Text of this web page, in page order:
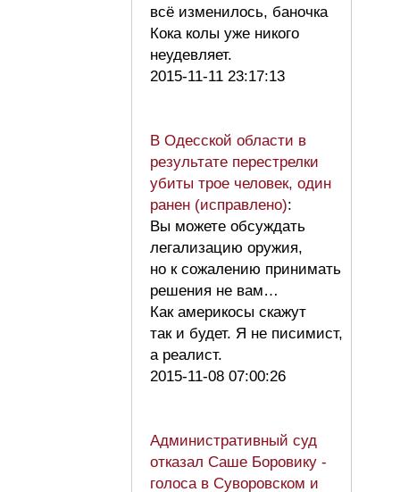
всё изменилось, баночка
Кока колы уже никого
неудевляет.
2015-11-11 23:17:13
В Одесской области в
результате перестрелки
убиты трое человек, один
ранен (исправлено):
Вы можете обсуждать
легализацию оружия,
но к сожалению принимать
решения не вам…
Как америкосы скажут
так и будет. Я не писимист,
а реалист.
2015-11-08 07:00:26
Административный суд
отказал Саше Боровику -
голоса в Суворовском и